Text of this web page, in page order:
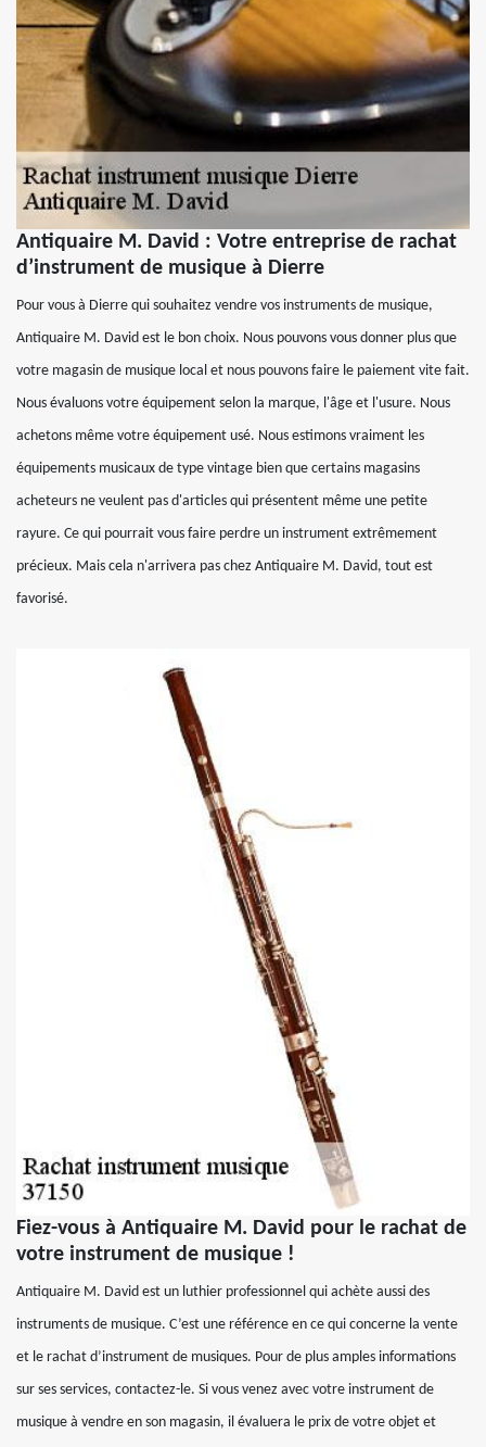
Antiquaire M. David : Votre entreprise de rachat
d’instrument de musique à Dierre
Pour vous à Dierre qui souhaitez vendre vos instruments de musique,
Antiquaire M. David est le bon choix. Nous pouvons vous donner plus que
votre magasin de musique local et nous pouvons faire le paiement vite fait.
Nous évaluons votre équipement selon la marque, l'âge et l'usure. Nous
achetons même votre équipement usé. Nous estimons vraiment les
équipements musicaux de type vintage bien que certains magasins
acheteurs ne veulent pas d'articles qui présentent même une petite
rayure. Ce qui pourrait vous faire perdre un instrument extrêmement
précieux. Mais cela n'arrivera pas chez Antiquaire M. David, tout est
favorisé.
Fiez-vous à Antiquaire M. David pour le rachat de
votre instrument de musique !
Antiquaire M. David est un luthier professionnel qui achète aussi des
instruments de musique. C’est une référence en ce qui concerne la vente
et le rachat d’instrument de musiques. Pour de plus amples informations
sur ses services, contactez-le. Si vous venez avec votre instrument de
musique à vendre en son magasin, il évaluera le prix de votre objet et